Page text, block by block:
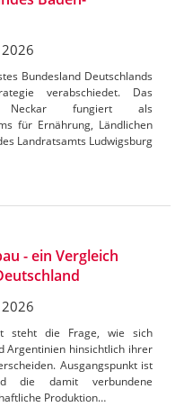
Bundesland Deutschlands
verabschiedet. Das
Neckar fungiert als
für Ernährung, Ländlichen
Landratsamts Ludwigsburg
- ein Vergleich
steht die Frage, wie sich
Argentinien hinsichtlich ihrer
Ausgangspunkt ist
die damit verbundene
Produktion…